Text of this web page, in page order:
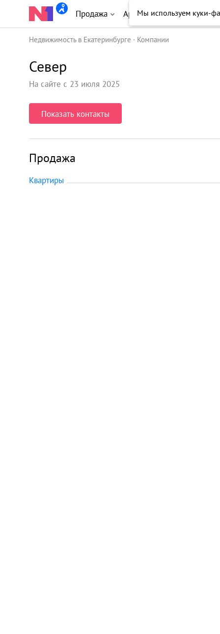
Продажа Аренда Новостройки
Недвижимость в Екатеринбурге Компании
Север
На сайте с 23 июля 2025
Показать контакты
Продажа
Квартиры
Мы используем куки-